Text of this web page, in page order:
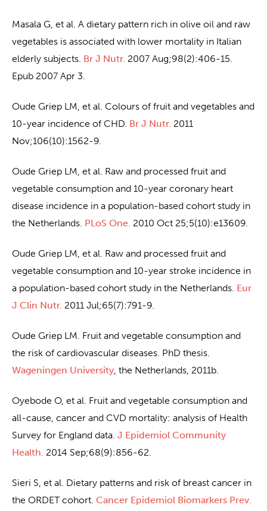
Masala G, et al. A dietary pattern rich in olive oil and raw
vegetables is associated with lower mortality in Italian
elderly subjects. Br J Nutr. 2007 Aug;98(2):406-15.
Epub 2007 Apr 3.
Oude Griep LM, et al. Colours of fruit and vegetables and
10-year incidence of CHD. Br J Nutr. 2011
Nov;106(10):1562-9.
Oude Griep LM, et al. Raw and processed fruit and
vegetable consumption and 10-year coronary heart
disease incidence in a population-based cohort study in
the Netherlands. PLoS One. 2010 Oct 25;5(10):e13609.
Oude Griep LM, et al. Raw and processed fruit and
vegetable consumption and 10-year stroke incidence in
a population-based cohort study in the Netherlands. Eur
J Clin Nutr. 2011 Jul;65(7):791-9.
Oude Griep LM. Fruit and vegetable consumption and
the risk of cardiovascular diseases. PhD thesis.
Wageningen University, the Netherlands, 2011b.
Oyebode O, et al. Fruit and vegetable consumption and
all-cause, cancer and CVD mortality: analysis of Health
Survey for England data. J Epidemiol Community
Health. 2014 Sep;68(9):856-62.
Sieri S, et al. Dietary patterns and risk of breast cancer in
the ORDET cohort. Cancer Epidemiol Biomarkers Prev.